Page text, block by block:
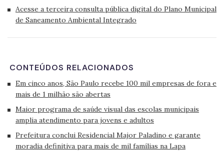
Acesse a terceira consulta pública digital do Plano Municipal
de Saneamento Ambiental Integrado
CONTEÚDOS RELACIONADOS
Em cinco anos, São Paulo recebe 100 mil empresas de fora e
mais de 1 milhão são abertas
Maior programa de saúde visual das escolas municipais
amplia atendimento para jovens e adultos
Prefeitura conclui Residencial Major Paladino e garante
moradia definitiva para mais de mil famílias na Lapa